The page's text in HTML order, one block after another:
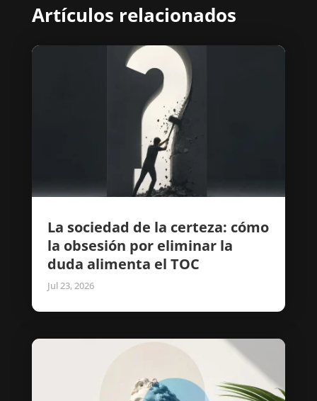
Artículos relacionados
La sociedad de la certeza: cómo
la obsesión por eliminar la
duda alimenta el TOC
Jul 23, 2026